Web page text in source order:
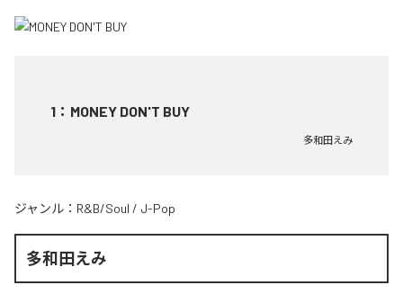
1 ： MONEY DON'T BUY
多和田えみ
ジャンル： R&B/Soul / J-Pop
多和田えみ